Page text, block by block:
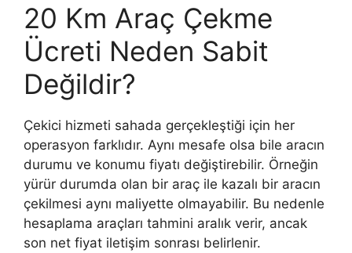
20 Km Araç Çekme
Ücreti Neden Sabit
Değildir?
Çekici hizmeti sahada gerçekleştiği için her
operasyon farklıdır. Aynı mesafe olsa bile aracın
durumu ve konumu fiyatı değiştirebilir. Örneğin
yürür durumda olan bir araç ile kazalı bir aracın
çekilmesi aynı maliyette olmayabilir. Bu nedenle
hesaplama araçları tahmini aralık verir, ancak
son net fiyat iletişim sonrası belirlenir.